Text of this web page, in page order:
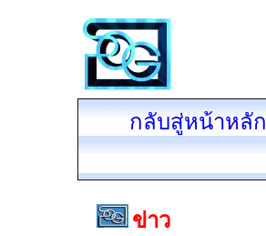
กลับสู่หน้าหลัก
ข่าว